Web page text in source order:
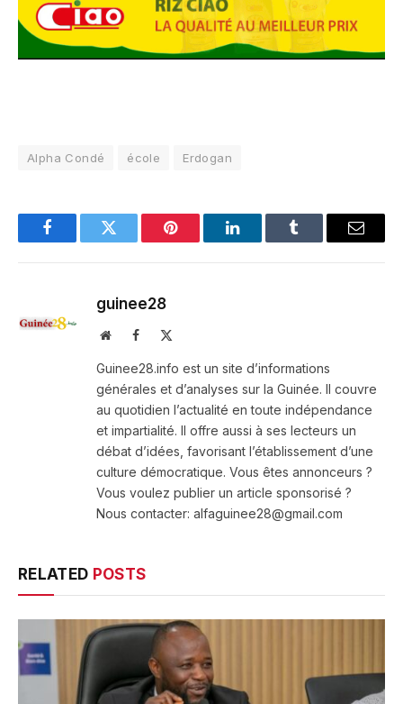
Alpha Condé école Erdogan
FacebookTwitter Pinterest LinkedInTumblr Email
guinee28
WebsiteFacebook
Guinee28.info est un site d’informations
générales et d’analyses sur la Guinée. Il couvre
au quotidien l’actualité en toute indépendance
et impartialité. Il offre aussi à ses lecteurs un
débat d’idées, favorisant l’établissement d’une
culture démocratique. Vous êtes annonceurs ?
Vous voulez publier un article sponsorisé ?
Nous contacter: alfaguinee28@gmail.com
RELATED POSTS